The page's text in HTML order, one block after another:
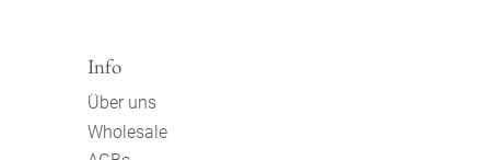
Info
Über uns
Wholesale